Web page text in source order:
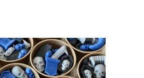
jim nezkazilo náladu, právě
nejen sluší, ale teď i pekelně
- javor,...